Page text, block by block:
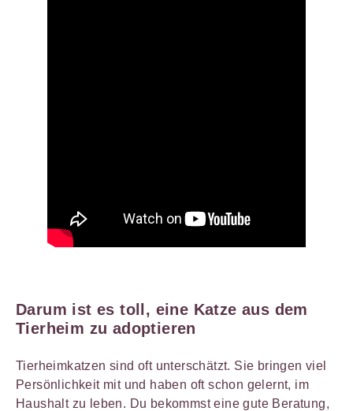
Darum ist es toll, eine Katze aus dem
Tierheim zu adoptieren
Tierheimkatzen sind oft unterschätzt. Sie bringen viel
Persönlichkeit mit und haben oft schon gelernt, im
Haushalt zu leben. Du bekommst eine gute Beratung,